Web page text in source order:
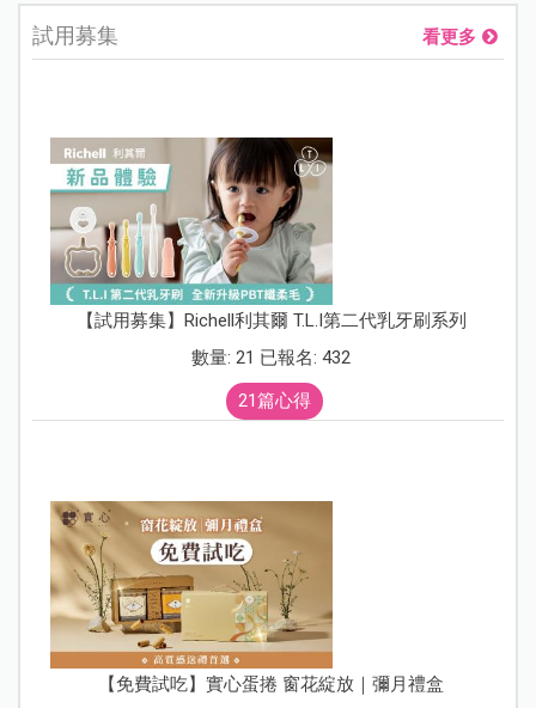
試用募集 看更多
【試用募集】Richell利其爾 T.L.I第二代乳牙刷系列
數量: 21 已報名: 432
21篇心得
【免費試吃】實心蛋捲 窗花綻放｜彌月禮盒